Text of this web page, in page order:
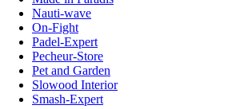
Nauti-wave
On-Fight
Padel-Expert
Pecheur-Store
Pet and Garden
Slowood Interior
Smash-Expert